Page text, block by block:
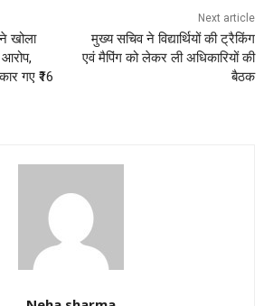
ने खोला
गए ₹16
Next article
मुख्य सचिव ने विद्यार्थियों की ट्रैकिंग
एवं मैपिंग को लेकर ली अधिकारियों की
बैठक